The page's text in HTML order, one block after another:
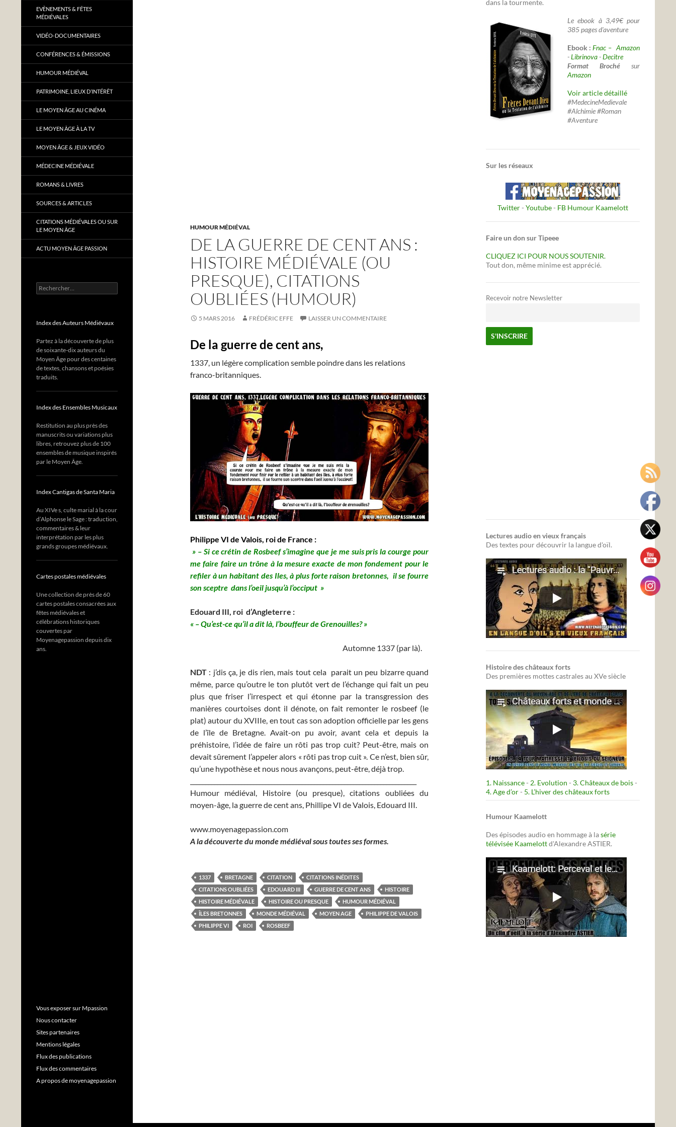
HUMOUR MÉDIÉVAL
DE LA GUERRE DE CENT ANS :
HISTOIRE MÉDIÉVALE (OU
PRESQUE), CITATIONS
OUBLIÉES (HUMOUR)
5 MARS 2016 FRÉDÉRIC EFFE LAISSER UN COMMENTAIRE
De la guerre de cent ans,
1337, un légère complication semble poindre dans les relations
franco-britanniques.
Philippe VI de Valois, roi de France :
» – Si ce crétin de Rosbeef s’imagine que je me suis pris la courge pour
me faire faire un trône à la mesure exacte de mon fondement pour le
refiler à un habitant des Iles, à plus forte raison bretonnes, il se fourre
son sceptre dans l’oeil jusqu’à l’occiput »
Edouard III, roi d’Angleterre :
« – Qu’est-ce qu’il a dit là, l’bouffeur de Grenouilles? »
Automne 1337 (par là).
NDT : j’dis ça, je dis rien, mais tout cela parait un peu bizarre quand
même, parce qu’outre le ton plutôt vert de l’échange qui fait un peu
plus que friser l’irrespect et qui étonne par la transgression des
manières courtoises dont il dénote, on fait remonter le rosbeef (le
plat) autour du XVIIIe, en tout cas son adoption officielle par les gens
de l’île de Bretagne. Avait-on pu avoir, avant cela et depuis la
préhistoire, l’idée de faire un rôti pas trop cuit? Peut-être, mais on
devait sûrement l’appeler alors « rôti pas trop cuit ». Ce n’est, bien sûr,
qu’une hypothèse et nous nous avançons, peut-être, déjà trop.
Humour médiéval, Histoire (ou presque), citations oubliées du
moyen-âge, la guerre de cent ans, Phillipe VI de Valois, Edouard III.
www.moyenagepassion.com
A la découverte du monde médiéval sous toutes ses formes.
1337 BRETAGNE CITATION
CITATIONS INÉDITES
CITATIONS OUBLIÉES
EDOUARD III GUERRE DE CENT ANS
HISTOIRE
HISTOIRE MÉDIÉVALE
HISTOIRE OU PRESQUE
HUMOUR MÉDIÉVAL
ÎLES BRETONNES
MONDE MÉDIÉVAL MOYEN AGE
PHILIPPE DE VALOIS
PHILIPPE VI
ROI ROSBEEF
dans la tourmente.
Le ebook à 3,49€ pour
385 pages d'aventure
Ebook :Fnac – Amazon
-Librinova-Decitre
Format Broché sur
Amazon
Voir article détaillé
#MedecineMedievale
#Alchimie #Roman
#Aventure
Sur les réseaux
Twitter- Youtube- FB Humour Kaamelott
Faire un don sur Tipeee
CLIQUEZ ICI POUR NOUS SOUTENIR.
Tout don, même minime est apprécié.
Recevoir notre Newsletter
Lectures audio en vieux français
Des textes pour découvrir la langue d'oïl.
Histoire des châteaux forts
Des premières mottes castrales au XVe siècle
1. Naissance- 2. Evolution - 3. Châteaux de bois-
4. Age d’or- 5. L’hiver des châteaux forts
Humour Kaamelott
Des épisodes audio en hommage à lasérie
télévisée Kaamelottd'Alexandre ASTIER.
EVÈNEMENTS & FÊTES
MÉDIÉVALES
VIDÉO-DOCUMENTAIRES
CONFÉRENCES & ÉMISSIONS
HUMOUR MÉDIÉVAL
PATRIMOINE, LIEUX D’INTÉRÊT
LE MOYEN ÂGE AU CINÉMA
LE MOYEN ÂGE À LA TV
MOYEN ÂGE & JEUX VIDÉO
MÉDECINE MÉDIÉVALE
ROMANS & LIVRES
SOURCES & ARTICLES
CITATIONS MÉDIÉVALES OU SUR
LE MOYEN ÂGE
ACTU MOYEN ÂGE PASSION
Rechercher :
Index des Auteurs Médiévaux
Partez à la découverte de plus
de soixante-dix auteurs du
Moyen Âge pour des centaines
de textes, chansons et poésies
traduits.
Index des Ensembles Musicaux
Restitution au plus près des
manuscrits ou variations plus
libres, retrouvez plus de 100
ensembles de musique inspirés
par le Moyen Âge.
Index Cantigas de Santa Maria
Au XIVe s, culte marial à la cour
d’Alphonse le Sage : traduction,
commentaires & leur
interprétation par les plus
grands groupes médiévaux.
Cartes postales médiévales
Une collection de près de 60
cartes postales consacrées aux
fêtes médiévales et
célébrations historiques
couvertes par
Moyenagepassion depuis dix
ans.
Vous exposer sur Mpassion
Nous contacter
Sites partenaires
Mentions légales
Flux des publications
Flux des commentaires
A propos de moyenagepassion